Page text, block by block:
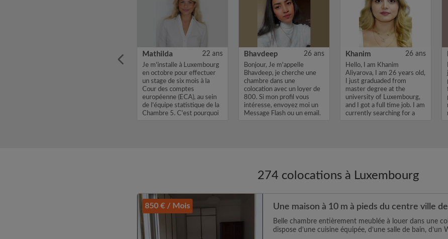
Mathilda 22 ans
Je m'installe à Luxembourg
en octobre pour effectuer
un stage de six mois à la
Cour des comptes
européenne (ECA), au sein
de l'équipe statistique de la
Chambre 5. C'est pourquoi
Bhavdeep 26 ans
Bonjour, Je m'appelle
Bhavdeep, je cherche une
chambre dans une
colocation avec un loyer de
800. Si mon profil vous
intéresse, envoyez moi un
Message Flash ou un email.
Khanim 26 ans
Hello, I am Khanim
Aliyarova, I am 26 years old,
I just graduaded from
master degree at the
university of Luxembourg,
and I got a full time job. I am
currently searching for a
274 colocations à Luxembourg
850 € / Mois Une maison à 10 m à pieds du centre ville
Belle chambre entièrement meublée à louer dans une
dispose d’une cuisine équipée, d’une salle de bain, d’un